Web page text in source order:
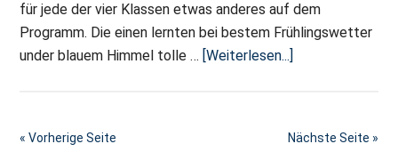
für jede der vier Klassen etwas anderes auf dem
Programm. Die einen lernten bei bestem Frühlingswetter
under blauem Himmel tolle … [Weiterlesen...]
Abenteuer,
« Vorherige Seite Nächste Seite »